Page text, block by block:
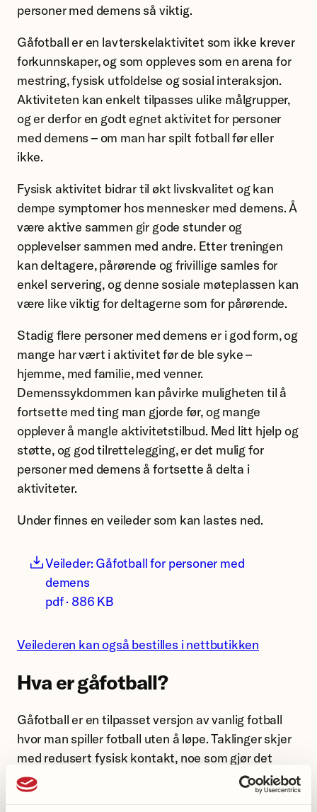
personer med demens så viktig.
Gåfotball er en lavterskelaktivitet som ikke krever
forkunnskaper, og som oppleves som en arena for
mestring, fysisk utfoldelse og sosial interaksjon.
Aktiviteten kan enkelt tilpasses ulike målgrupper,
og er derfor en godt egnet aktivitet for personer
med demens – om man har spilt fotball før eller
ikke.
Fysisk aktivitet bidrar til økt livskvalitet og kan
dempe symptomer hos mennesker med demens. Å
være aktive sammen gir gode stunder og
opplevelser sammen med andre. Etter treningen
kan deltagere, pårørende og frivillige samles for
enkel servering, og denne sosiale møteplassen kan
være like viktig for deltagerne som for pårørende.
Stadig flere personer med demens er i god form, og
mange har vært i aktivitet før de ble syke –
hjemme, med familie, med venner.
Demenssykdommen kan påvirke muligheten til å
fortsette med ting man gjorde før, og mange
opplever å mangle aktivitetstilbud. Med litt hjelp og
støtte, og god tilrettelegging, er det mulig for
personer med demens å fortsette å delta i
aktiviteter.
Under finnes en veileder som kan lastes ned.
Veileder: Gåfotball for personer med
demens
pdf · 886 KB
Veilederen kan også bestilles i nettbutikken
Hva er gåfotball?
Gåfotball er en tilpasset versjon av vanlig fotball
hvor man spiller fotball uten å løpe. Taklinger skjer
med redusert fysisk kontakt, noe som gjør det
mulig for spillere i alle aldre og med ulike
ferdigheter å være med.